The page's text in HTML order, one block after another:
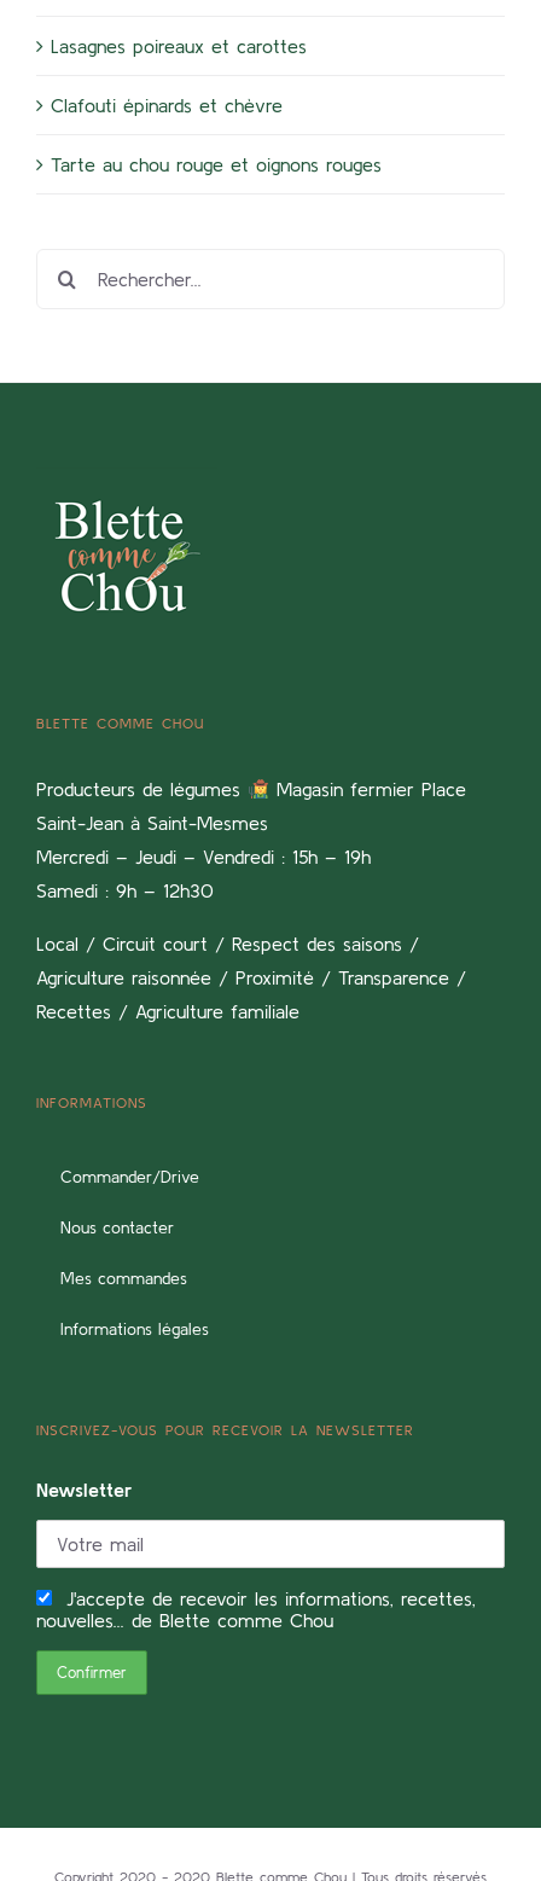
Lasagnes poireaux et carottes
Clafouti épinards et chèvre
Tarte au chou rouge et oignons rouges
BLETTE COMME CHOU
Producteurs de légumes
Magasin fermier Place
Saint-Jean à Saint-Mesmes
Mercredi – Jeudi – Vendredi : 15h – 19h
Samedi : 9h – 12h30
Local / Circuit court / Respect des saisons /
Agriculture raisonnée / Proximité / Transparence /
Recettes / Agriculture familiale
INFORMATIONS
Commander/Drive
Nous contacter
Mes commandes
Informations légales
INSCRIVEZ-VOUS POUR RECEVOIR LA NEWSLETTER
Newsletter
J'accepte de recevoir les informations, recettes,
nouvelles... de Blette comme Chou
Copyright 2020 - 2020 Blette comme Chou | Tous droits réservés